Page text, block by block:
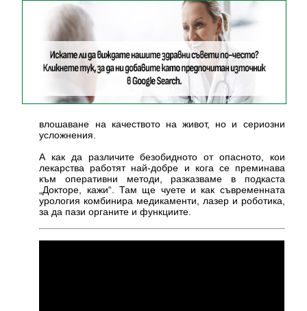
влошаване на качеството на живот, но и сериозни
усложнения.
А как да различите безобидното от опасното, кои
лекарства работят най-добре и кога се преминава
към оперативни методи, разказваме в подкаста
„Докторе, кажи“. Там ще чуете и как съвременната
урология комбинира медикаменти, лазер и роботика,
за да пази органите и функциите.